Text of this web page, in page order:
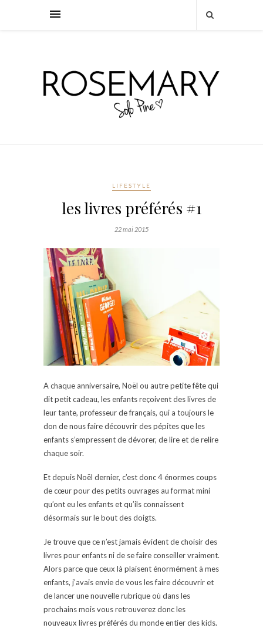
LIFESTYLE
les livres préférés #1
22 mai 2015
A chaque anniversaire, Noël ou autre petite fête qui
dit petit cadeau, les enfants reçoivent des livres de
leur tante, professeur de français, qui a toujours le
don de nous faire découvrir des pépites que les
enfants s’empressent de dévorer, de lire et de relire
chaque soir.
Et depuis Noël dernier, c’est donc 4 énormes coups
de cœur pour des petits ouvrages au format mini
qu’ont eu les enfants et qu’ils connaissent
désormais sur le bout des doigts.
Je trouve que ce n’est jamais évident de choisir des
livres pour enfants ni de se faire conseiller vraiment.
Alors parce que ceux là plaisent énormément à mes
enfants, j’avais envie de vous les faire découvrir et
de lancer une nouvelle rubrique où dans les
prochains mois vous retrouverez donc les
nouveaux livres préférés du monde entier des kids.